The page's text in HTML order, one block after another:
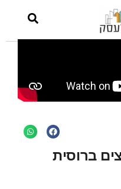
ברוסית